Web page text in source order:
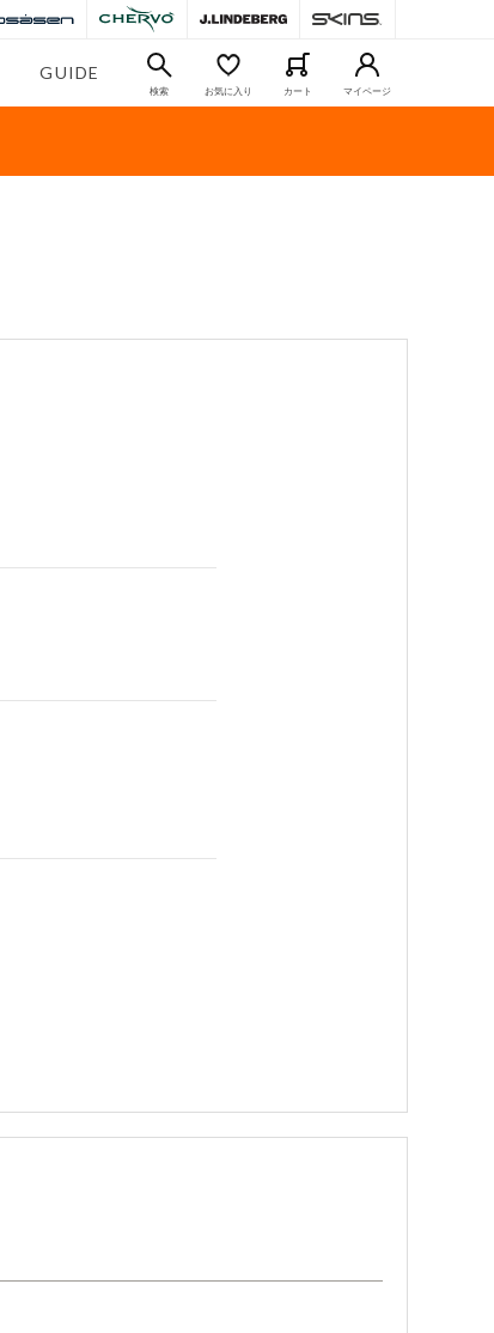
GUIDE
検索 お気に入り カート マイページ